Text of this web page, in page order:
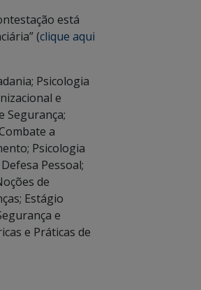
está
(clique aqui
Psicologia
e
Segurança;
a
Psicologia
Pessoal;
de
Estágio
e
e Práticas de